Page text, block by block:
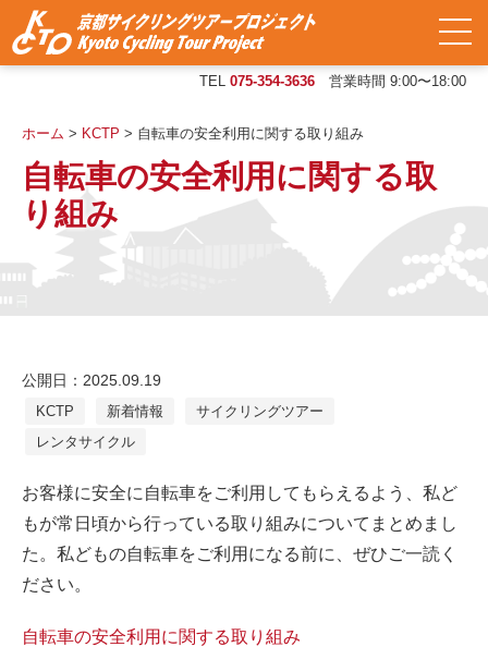
TEL 075-354-3636 営業時間 9:00〜18:00
公開日：2025.09.19
KCTP 新着情報
サイクリングツアー
レンタサイクル
ホーム > KCTP > 自転車の安全利用に関する取り組み
自転車の安全利用に関する取
り組み
お客様に安全に自転車をご利用してもらえるよう、私ど
もが常日頃から行っている取り組みについてまとめまし
た。私どもの自転車をご利用になる前に、ぜひご一読く
ださい。
自転車の安全利用に関する取り組み